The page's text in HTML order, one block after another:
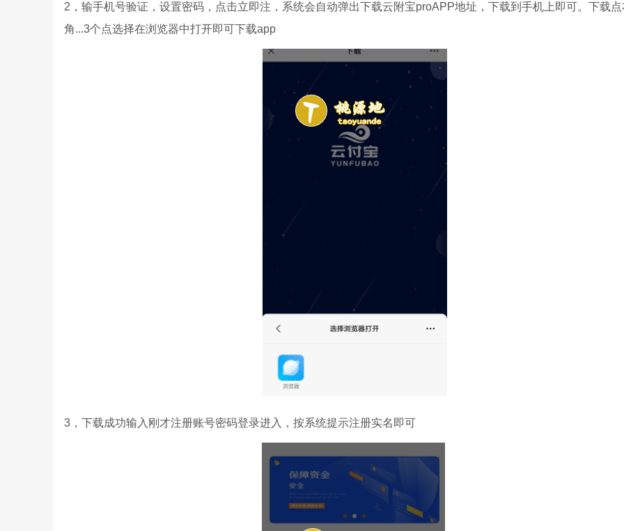
2，输手机号验证，设置密码，点击立即注，系统会自动弹出下载云附宝proAPP地址，下载到手机上即可。下载
角...3个点选择在浏览器中打开即可下载app
3，下载成功输入刚才注册账号密码登录进入，按系统提示注册实名即可